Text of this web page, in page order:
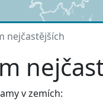
nejčastějších
v zemích: